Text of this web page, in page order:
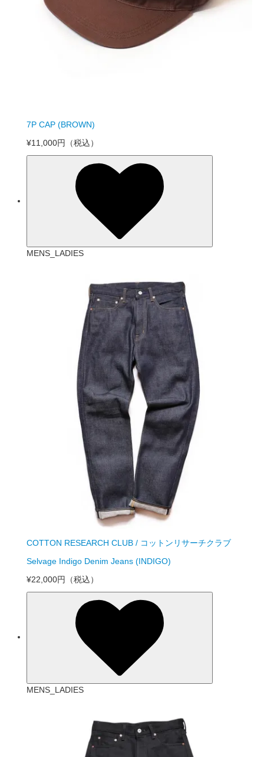
7P CAP (BROWN)
¥11,000円
（税込）
MENS_LADIES
COTTON RESEARCH CLUB / コットンリサーチクラブ
Selvage Indigo Denim Jeans (INDIGO)
¥22,000円
（税込）
MENS_LADIES